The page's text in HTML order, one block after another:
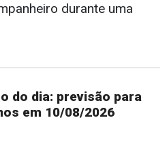
durante uma
do dia: previsão para
em 10/08/2026